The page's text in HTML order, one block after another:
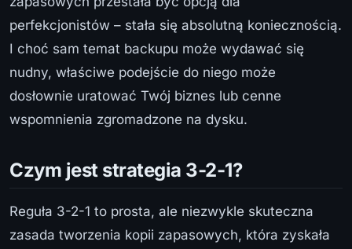
perfekcjonistów – stała się absolutną koniecznością.
I choć sam temat backupu może wydawać się
nudny, właściwe podejście do niego może
dosłownie uratować Twój biznes lub cenne
wspomnienia zgromadzone na dysku.
Czym jest strategia 3-2-1?
Reguła 3-2-1 to prosta, ale niezwykle skuteczna
zasada tworzenia kopii zapasowych, która zyskała